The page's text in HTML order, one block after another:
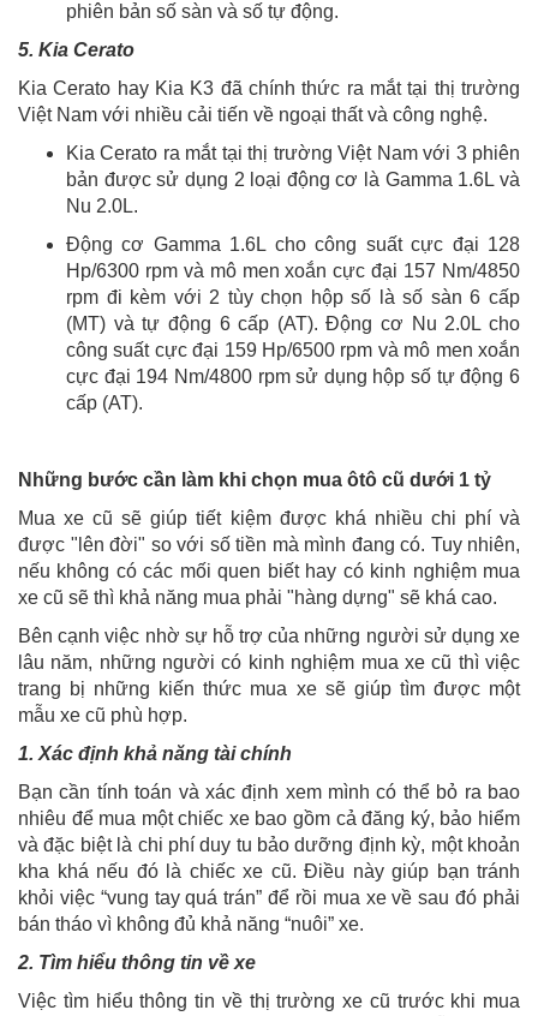
phiên bản số sàn và số tự động.
5. Kia Cerato
Kia Cerato hay Kia K3 đã chính thức ra mắt tại thị trường
Việt Nam với nhiều cải tiến về ngoại thất và công nghệ.
Kia Cerato ra mắt tại thị trường Việt Nam với 3 phiên
bản được sử dụng 2 loại động cơ là Gamma 1.6L và
Nu 2.0L.
Động cơ Gamma 1.6L cho công suất cực đại 128
Hp/6300 rpm và mô men xoắn cực đại 157 Nm/4850
rpm đi kèm với 2 tùy chọn hộp số là số sàn 6 cấp
(MT) và tự động 6 cấp (AT). Động cơ Nu 2.0L cho
công suất cực đại 159 Hp/6500 rpm và mô men xoắn
cực đại 194 Nm/4800 rpm sử dụng hộp số tự động 6
cấp (AT).
Những bước cần làm khi chọn mua ôtô cũ dưới 1 tỷ
Mua xe cũ sẽ giúp tiết kiệm được khá nhiều chi phí và
được "lên đời" so với số tiền mà mình đang có. Tuy nhiên,
nếu không có các mối quen biết hay có kinh nghiệm mua
xe cũ sẽ thì khả năng mua phải "hàng dựng" sẽ khá cao.
Bên cạnh việc nhờ sự hỗ trợ của những người sử dụng xe
lâu năm, những người có kinh nghiệm mua xe cũ thì việc
trang bị những kiến thức mua xe sẽ giúp tìm được một
mẫu xe cũ phù hợp.
1. Xác định khả năng tài chính
Bạn cần tính toán và xác định xem mình có thể bỏ ra bao
nhiêu để mua một chiếc xe bao gồm cả đăng ký, bảo hiểm
và đặc biệt là chi phí duy tu bảo dưỡng định kỳ, một khoản
kha khá nếu đó là chiếc xe cũ. Điều này giúp bạn tránh
khỏi việc “vung tay quá trán” để rồi mua xe về sau đó phải
bán tháo vì không đủ khả năng “nuôi” xe.
2. Tìm hiểu thông tin về xe
Việc tìm hiểu thông tin về thị trường xe cũ trước khi mua